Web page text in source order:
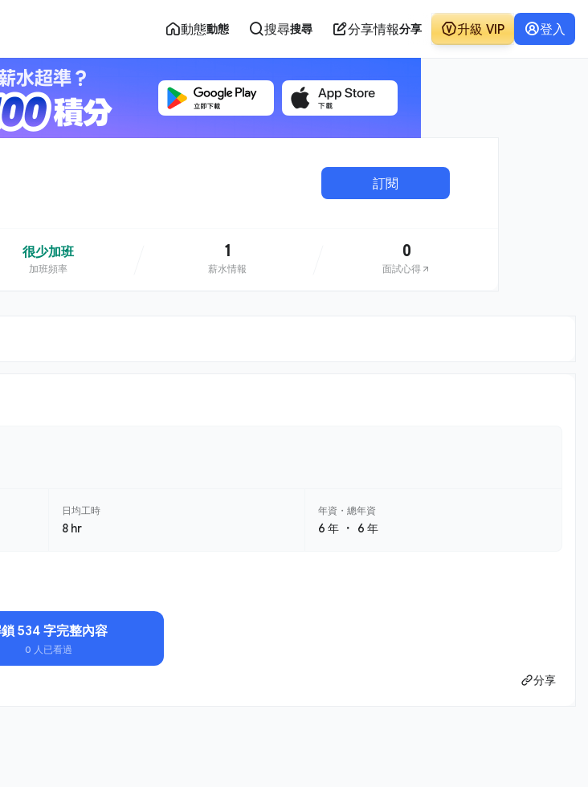
動態動態 搜尋搜尋 分享情報分享 升級 VIP 登入
訂閱
很少加班
加班頻率
1
薪水情報
0
面試心得
日均工時
8 hr
年資・總年資
6 年 ・ 6 年
534 字完整內容
0 人已看過
分享